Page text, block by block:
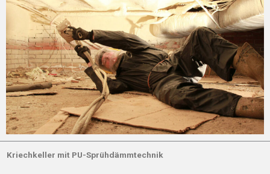
Kriechkeller mit PU-Sprühdämmtechnik